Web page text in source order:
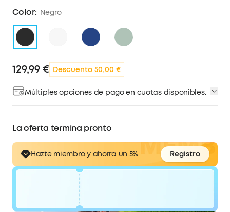
Color: Negro
129,99 € Descuento 50,00 €
Múltiples opciones de pago en cuotas disponibles.
La oferta termina pronto
Hazte miembro y ahorra un 5% Registro